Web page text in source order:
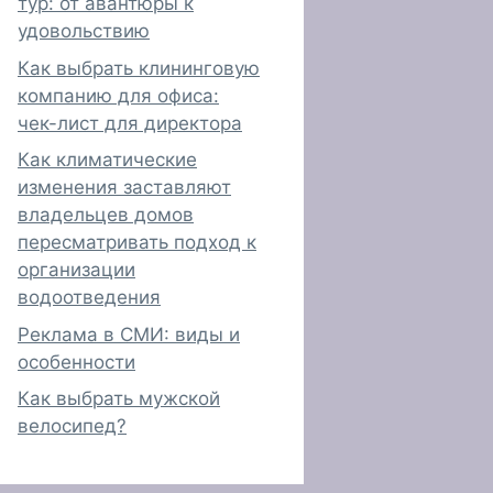
удовольствию
Как выбрать клининговую
компанию для офиса:
чек-лист для директора
Как климатические
изменения заставляют
владельцев домов
пересматривать подход к
организации
водоотведения
Реклама в СМИ: виды и
особенности
Как выбрать мужской
велосипед?